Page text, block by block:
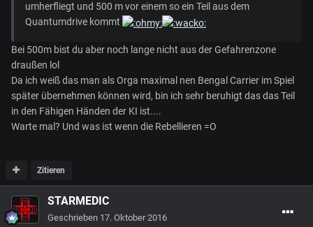
umherfliegt und 500 m vor einem so ein Teil aus dem
Quantumdrive kommt
Bei 500m bist du aber noch lange nicht aus der Gefahrenzone
draußen lol
Da ich weiß das man als Orga maximal nen Bengal Carrier im Spiel
später übernehmen können wird, bin ich sehr beruhigt das das Teil
in den Fähigen Händen der KI ist....
Warte mal? Und was ist wenn die Rebellieren =O
Zitieren
STARMEDIC
Geschrieben 17. Oktober 2016